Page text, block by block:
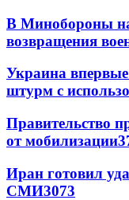
В Минобороны
возвращения
Украина
штурм с
Правительство
от мобилизации
Иран готовил
СМИ3073